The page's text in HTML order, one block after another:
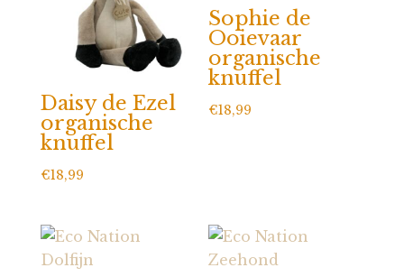
Daisy de Ezel
organische
knuffel
€18,99
Sophie de
Ooievaar
organische
knuffel
€18,99